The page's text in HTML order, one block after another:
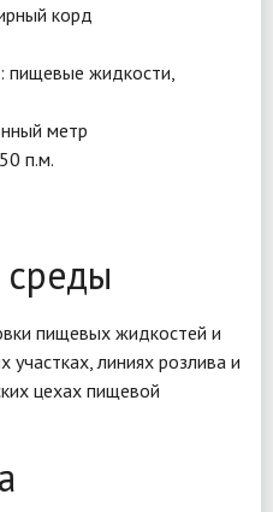
корд
пищевые жидкости,
метр
п.м.
пищевых жидкостей и
участках, линиях розлива и
цехах пищевой